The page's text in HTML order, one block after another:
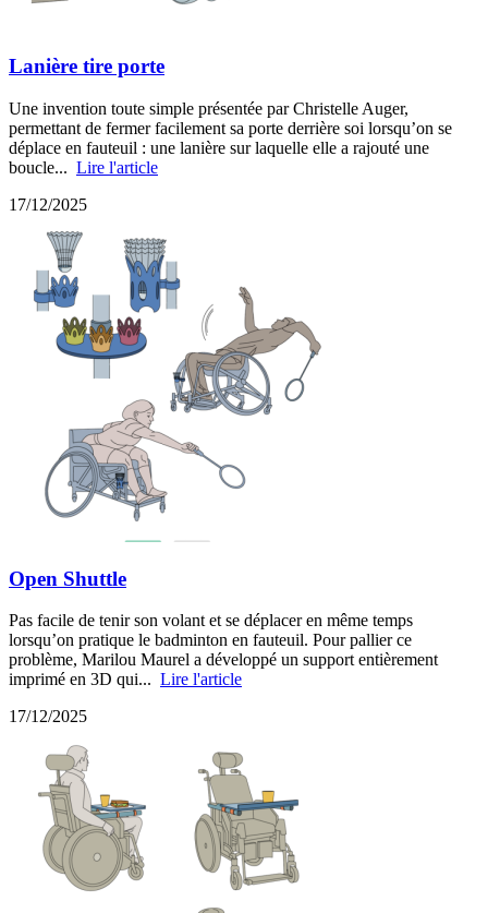
Lanière tire porte
Une invention toute simple présentée par Christelle Auger,
permettant de fermer facilement sa porte derrière soi lorsqu’on se
déplace en fauteuil : une lanière sur laquelle elle a rajouté une
boucle... Lire l'article
17/12/2025
Open Shuttle
Pas facile de tenir son volant et se déplacer en même temps
lorsqu’on pratique le badminton en fauteuil. Pour pallier ce
problème, Marilou Maurel a développé un support entièrement
imprimé en 3D qui... Lire l'article
17/12/2025